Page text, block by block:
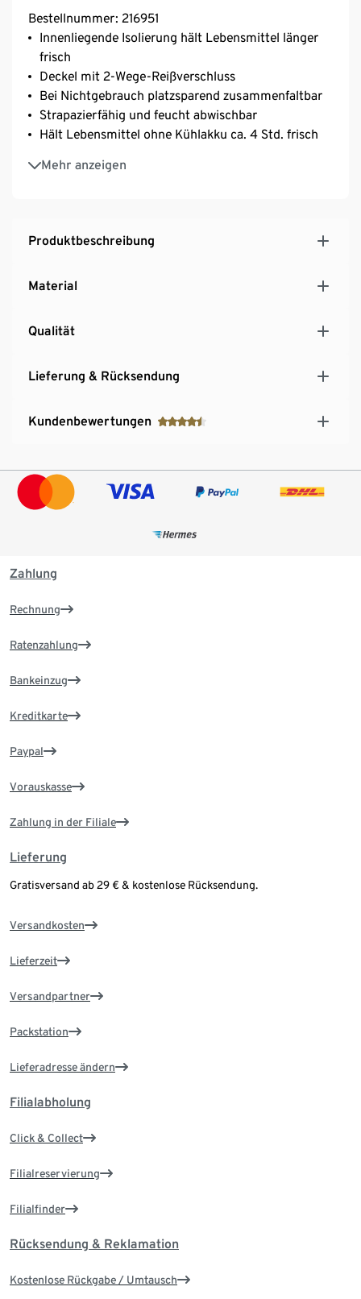
Bestellnummer: 216951
Innenliegende Isolierung hält Lebensmittel länger
frisch
Deckel mit 2-Wege-Reißverschluss
Bei Nichtgebrauch platzsparend zusammenfaltbar
Strapazierfähig und feucht abwischbar
Hält Lebensmittel ohne Kühlakku ca. 4 Std. frisch
Mehr anzeigen
Volumen ca. 28 l
Produktbeschreibung
Material
Qualität
Lieferung & Rücksendung
Kundenbewertungen
Zahlung
Rechnung
Ratenzahlung
Bankeinzug
Kreditkarte
Paypal
Vorauskasse
Zahlung in der Filiale
Lieferung
Gratisversand ab 29 € & kostenlose Rücksendung.
Versandkosten
Lieferzeit
Versandpartner
Packstation
Lieferadresse ändern
Filialabholung
Click & Collect
Filialreservierung
Filialfinder
Rücksendung & Reklamation
Kostenlose Rückgabe / Umtausch